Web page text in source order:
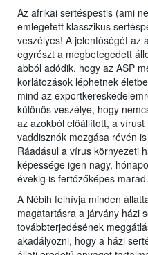
Az afrikai sertéspestis (ami
emlegetett klasszikus
veszélyes! A jelentőségét az
egyrészt a megbetegedett
abból adódik, hogy az ASP
korlátozások léphetnek
mind az
különös veszélye, hogy
az azokból előállított, a
vaddisznók mozgása révén
Ráadásul a vírus környezeti
képessége igen nagy,
évekig is fertőzőképes marad.
A Nébih felhívja minden
magatartásra a járvány házi
továbbterjedésének
akadályozni, hogy a házi